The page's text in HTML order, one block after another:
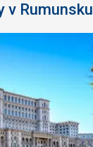
v Rumunsku